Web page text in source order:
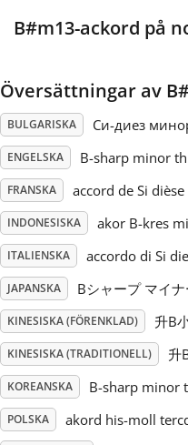
Svenska
Tiếng Việt
Türkçe
简体中文
繁體中文
B#m13-ackord på
Översättningar av
BULGARISKA Си-диез
ENGELSKA B-sharp minor
FRANSKA accord de Si
INDONESISKA akor B-kres
ITALIENSKA accordo di Si
JAPANSKA Bシャープ マイ
KINESISKA (FÖRENKLAD) 升B
KINESISKA (TRADITIONELL) 升
KOREANSKA B-sharp minor
POLSKA akord his-moll